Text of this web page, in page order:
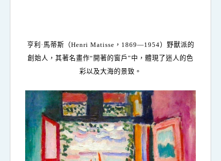
亨利 · 馬蒂斯（Henri Matisse ， 1869—1954）野獸派的
創始人， 其著名畫作“開著的窗戶”中，體現了迷人的色
彩以及大海的景致。